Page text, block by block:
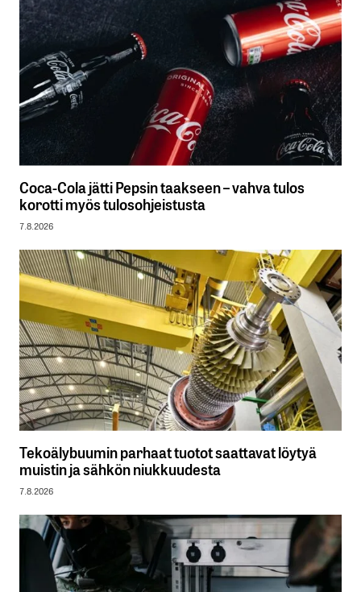
Coca-Cola jätti Pepsin taakseen – vahva tulos
korotti myös tulosohjeistusta
7.8.2026
Tekoälybuumin parhaat tuotot saattavat löytyä
muistin ja sähkön niukkuudesta
7.8.2026